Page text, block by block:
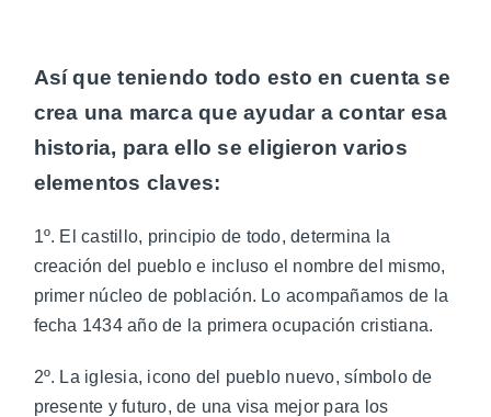
Así que teniendo todo esto en cuenta se
crea una marca que ayudar a contar esa
historia, para ello se eligieron varios
elementos claves:
1º. El castillo, principio de todo, determina la
creación del pueblo e incluso el nombre del mismo,
primer núcleo de población. Lo acompañamos de la
fecha 1434 año de la primera ocupación cristiana.
2º. La iglesia, icono del pueblo nuevo, símbolo de
presente y futuro, de una visa mejor para los